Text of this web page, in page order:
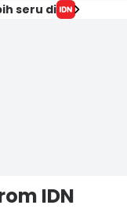
seru di
IDN